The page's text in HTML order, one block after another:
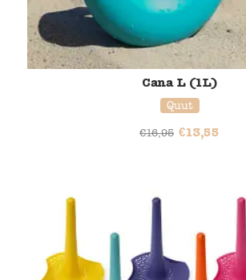
Cana L (1L)
Quut
€16,95 €13,55